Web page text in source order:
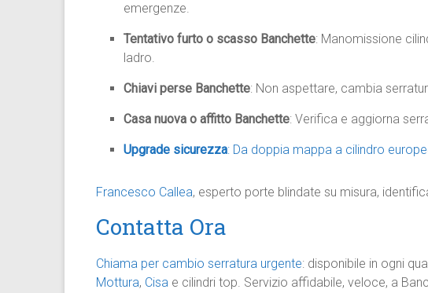
emergenze.
Tentativo furto o scasso Banchette: Manomissione
ladro.
Chiavi perse Banchette: Non aspettare, cambia
Casa nuova o affitto Banchette: Verifica e aggiorna
Upgrade sicurezza: Da doppia mappa a cilindro
Francesco Callea, esperto porte blindate su misura,
Contatta Ora
Chiama per cambio serratura urgente: disponibile in ogni
Mottura, Cisa e cilindri top. Servizio affidabile, veloce, a